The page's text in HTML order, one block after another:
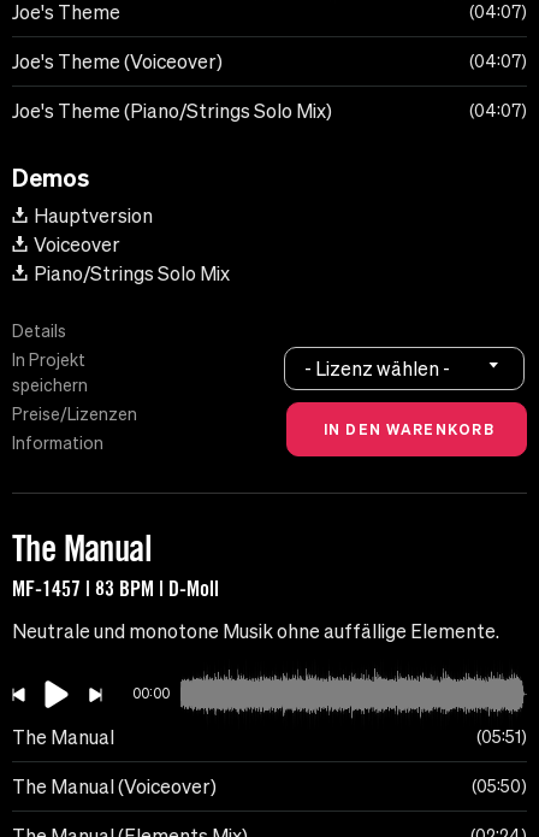
Joe's Theme 04:07
Joe's Theme (Voiceover) 04:07
Joe's Theme (Piano/Strings Solo Mix) 04:07
Demos
Hauptversion
Voiceover
Piano/Strings Solo Mix
Details
In Projekt
speichern
Preise/Lizenzen
Information
- Lizenz wählen -
The Manual
MF-1457 | 83 BPM | D-Moll
Neutrale und monotone Musik ohne auffällige Elemente.
00:00
The Manual 05:51
The Manual (Voiceover) 05:50